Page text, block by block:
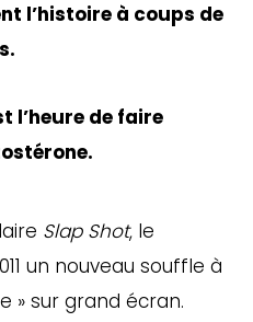
l’histoire à coups de
l’heure de faire
Slap Shot, le
un nouveau souffle à
» sur grand écran.